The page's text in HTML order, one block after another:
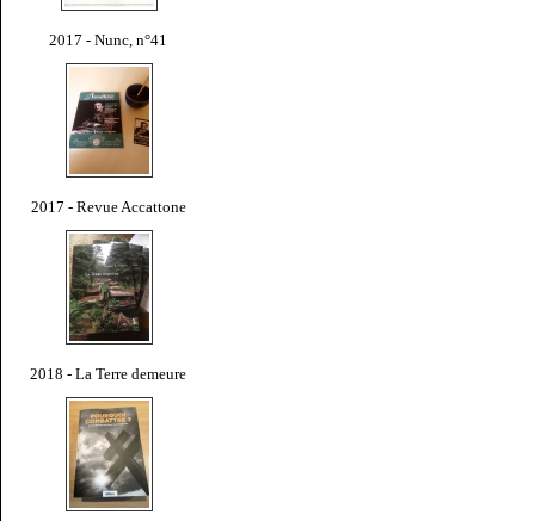
2017 - Nunc, n°41
2017 - Revue Accattone
2018 - La Terre demeure